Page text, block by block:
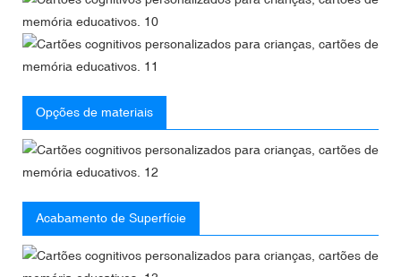
Opções de materiais
Acabamento de Superfície